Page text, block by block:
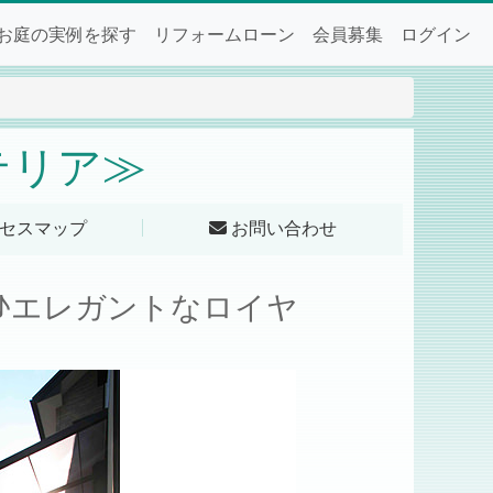
庭の実例を探す リフォームローン 会員募集 ログイン
リア≫
スマップ お問い合わせ
レガントなロイヤ